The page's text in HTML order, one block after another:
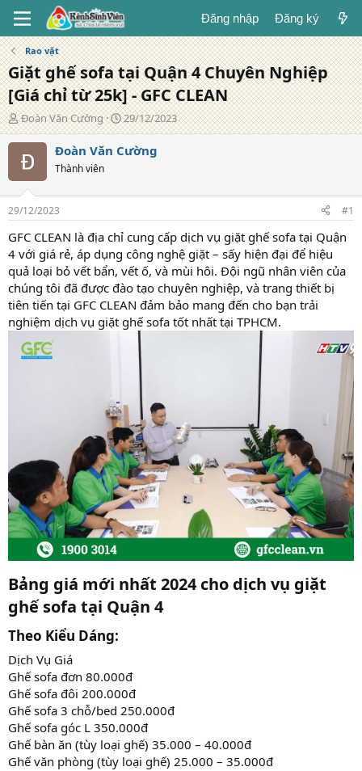
Đăng nhập Đăng ký
Rao vặt
Giặt ghế sofa tại Quận 4 Chuyên Nghiệp
[Giá chỉ từ 25k] - GFC CLEAN
T
á
c
g
ả
Đoàn Văn Cường
N
g
à
g
29/12/2023
Đoàn Văn Cường
Thành viên
29/12/2023 #1
GFC CLEAN là địa chỉ cung cấp dịch vụ giặt ghế sofa tại Quận
4 với giá rẻ, áp dụng công nghệ giặt – sấy hiện đại để hiệu
quả loại bỏ vết bẩn, vết ố, và mùi hôi. Đội ngũ nhân viên của
chúng tôi đã được đào tạo chuyên nghiệp, và trang thiết bị
tiên tiến tại GFC CLEAN đảm bảo mang đến cho bạn trải
nghiệm dịch vụ giặt ghế sofa tốt nhất tại TPHCM.
Bảng giá mới nhất 2024 cho dịch vụ giặt
ghế sofa tại Quận 4​
Theo Kiểu Dáng:​
Dịch Vụ Giá
Ghế sofa đơn 80.000đ
Ghế sofa đôi 200.000đ
Ghế sofa 3 chỗ/bed 250.000đ
Ghế sofa góc L 350.000đ
Ghế bàn ăn (tùy loại ghế) 35.000 – 40.000đ
Ghế văn phòng (tùy loại ghế) 25.000 – 35.000đ